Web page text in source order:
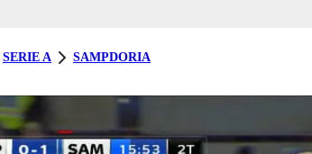
SERIE A SAMPDORIA